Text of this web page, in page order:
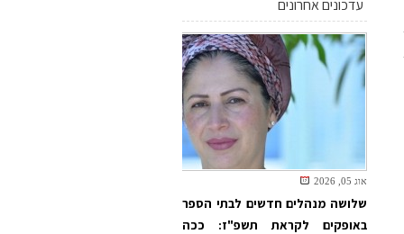
עדכונים אחרונים
אוג 05, 2026
שלושה מנהלים חדשים לבתי הספר
באופקים לקראת תשפ"ז: ככה